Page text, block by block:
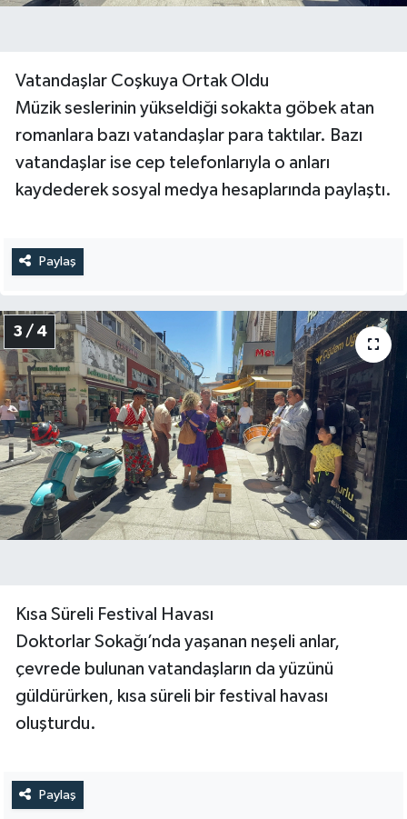
Vatandaşlar Coşkuya Ortak Oldu
Müzik seslerinin yükseldiği sokakta göbek atan
romanlara bazı vatandaşlar para taktılar. Bazı
vatandaşlar ise cep telefonlarıyla o anları
kaydederek sosyal medya hesaplarında paylaştı.
Paylaş
3 / 4
Kısa Süreli Festival Havası
Doktorlar Sokağı’nda yaşanan neşeli anlar,
çevrede bulunan vatandaşların da yüzünü
güldürürken, kısa süreli bir festival havası
oluşturdu.
Paylaş